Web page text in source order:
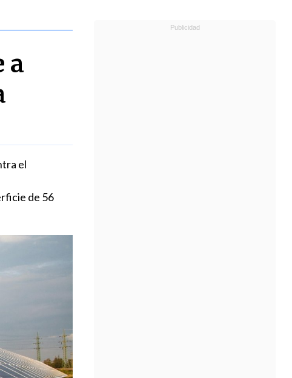
a
el
de 56